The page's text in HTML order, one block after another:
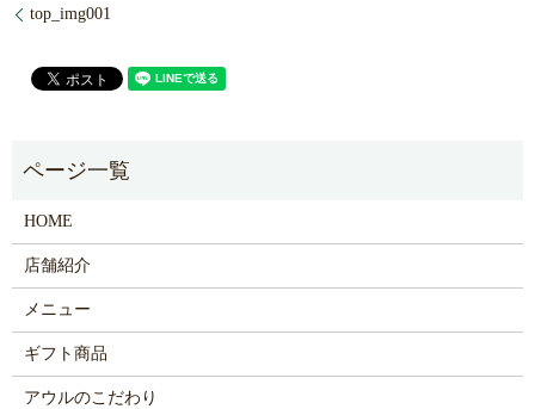
top_img001
HOME
店舗紹介
メニュー
ギフト商品
アウルのこだわり